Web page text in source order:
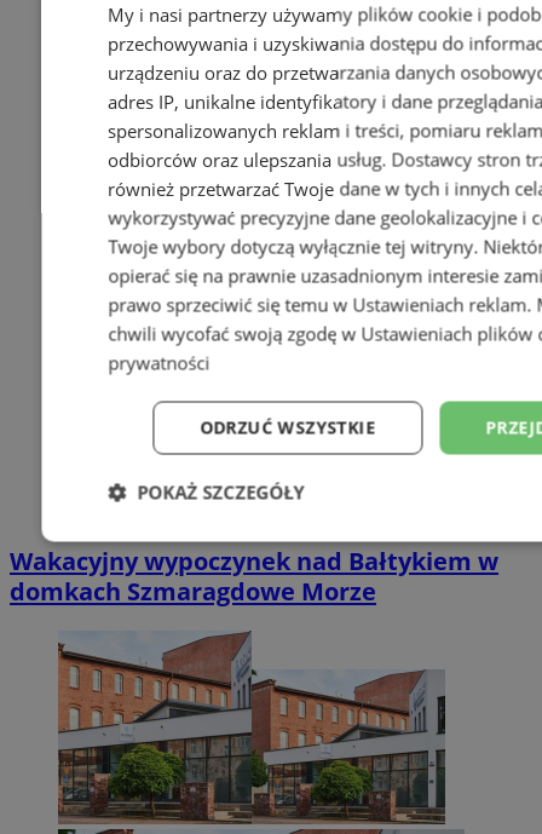
Wakacyjny wypoczynek nad Bałtykiem w
domkach Szmaragdowe Morze
My i nasi partnerzy używamy plików cookie i
przechowywania i uzyskiwania dostępu do
urządzeniu oraz do przetwarzania danych
adres IP, unikalne identyfikatory i dane
spersonalizowanych reklam i treści, pomiaru
odbiorców oraz ulepszania usług. Dostawcy stron
również przetwarzać Twoje dane w tych i innych
wykorzystywać precyzyjne dane geolokalizacyjne i
Twoje wybory dotyczą wyłącznie tej witryny.
opierać się na prawnie uzasadnionym interesie
prawo sprzeciwić się temu w Ustawieniach reklam.
chwili wycofać swoją zgodę w Ustawieniach plików
prywatności
ODRZUĆ WSZYSTKIE
POKAŻ SZCZEGÓŁY
Niezbędne Wydajność
Niezbędne Wydajność Targetowanie